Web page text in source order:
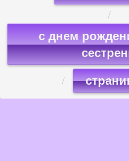
с днем